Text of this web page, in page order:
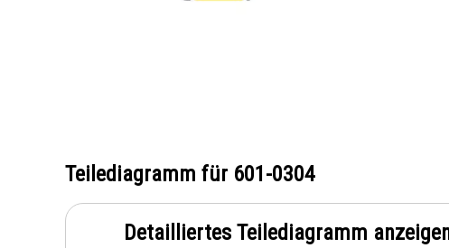
Teilediagramm für 601-0304
Detailliertes Teilediagramm